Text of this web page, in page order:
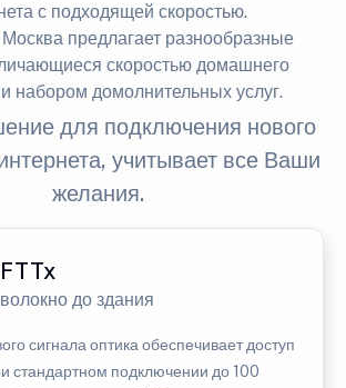
с подходящей скоростью.
предлагает разнообразные
скоростью домашнего
набором домолнительных услуг.
для подключения нового
учитывает все Ваши
желания.
до здания
сигнала оптика обеспечивает доступ
стандартном подключении до 100